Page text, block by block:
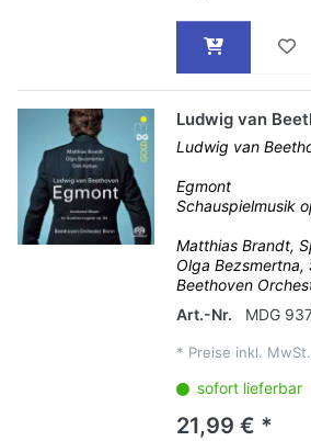
Ludwig van
Ludwig van
Egmont
Schauspielmusik
Matthias Brandt,
Olga Bezsmertna,
Beethoven
Art.-Nr.
MDG
* Preise inkl.
sofort lieferbar
21,99 € *